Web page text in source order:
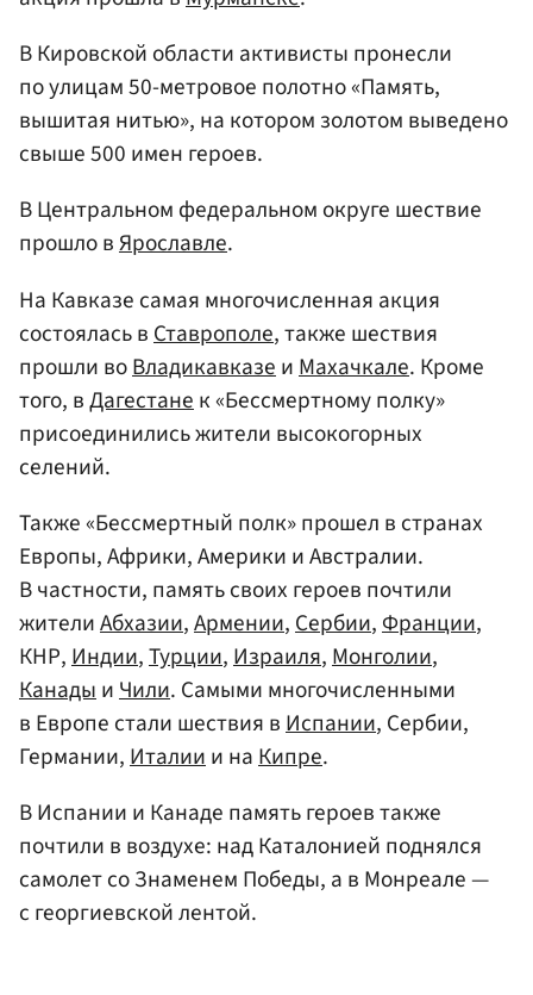
В Кировской области активисты пронесли
по улицам 50-метровое полотно «Память,
вышитая нитью», на котором золотом выведено
свыше 500 имен героев.
В Центральном федеральном округе шествие
прошло вЯрославле.
На Кавказе самая многочисленная акция
состоялась вСтаврополе, также шествия
прошли воВладикавказеиМахачкале. Кроме
того, вДагестанек «Бессмертному полку»
присоединились жители высокогорных
селений.
Также «Бессмертный полк» прошел в странах
Европы, Африки, Америки и Австралии.
В частности, память своих героев почтили
жителиАбхазии,Армении,Сербии,Франции,
КНР,Индии,Турции,Израиля,Монголии,
КанадыиЧили. Самыми многочисленными
в Европе стали шествия вИспании, Сербии,
Германии,Италиии наКипре.
В Испании и Канаде память героев также
почтили в воздухе: над Каталонией поднялся
самолет со Знаменем Победы, а в Монреале —
с георгиевской лентой.